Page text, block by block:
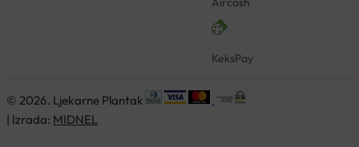
KeksPay
© 2026. Ljekarne Plantak
| Izrada: MIDNEL